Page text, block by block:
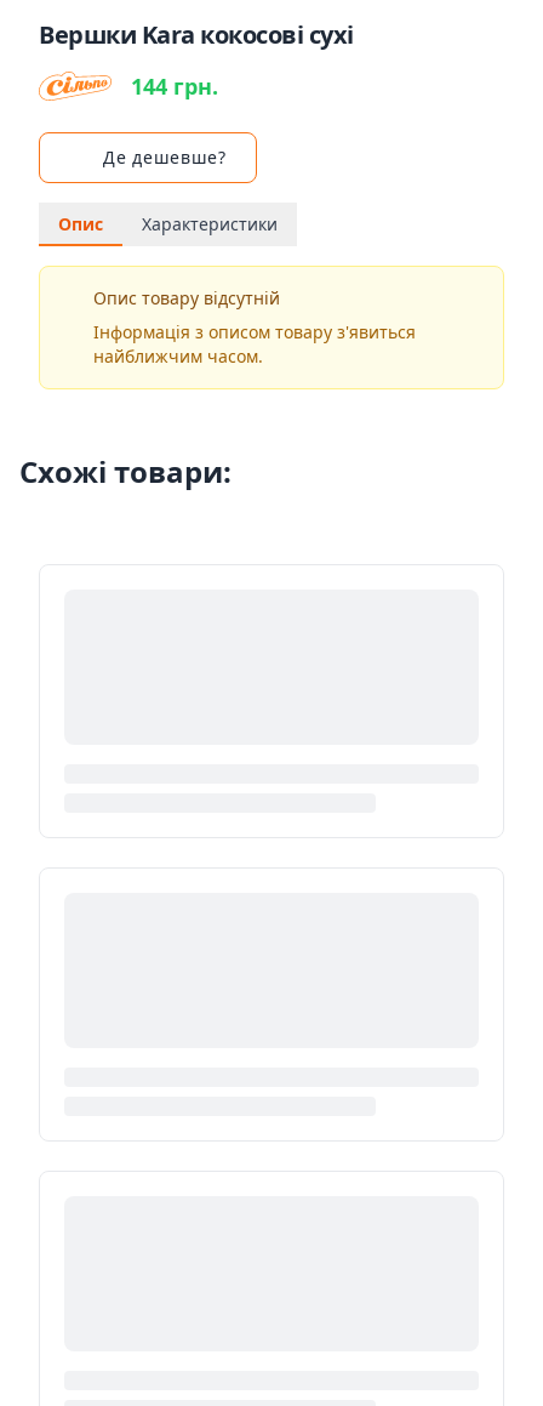
Вершки Kara кокосові сухі
144 грн.
Де дешевше?
Опис Характеристики
Опис товару відсутній
Інформація з описом товару з'явиться
найближчим часом.
Схожі товари: